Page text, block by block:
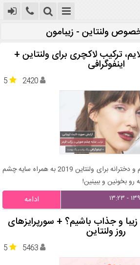
ولنتاین - زیبامون
ترکیب لاکچری برای ولنتاین +
اینفوگرافی
5 2420
آموزش آرایش صورت ملایم و دخترانه برای ولنتاین 2019 به همراه سایه چشم
رو بخونین و ببینین!
ادامه
زیبا و جذاب باشیم؟ + سورپرایزهای
روز ولنتاین
5 5463